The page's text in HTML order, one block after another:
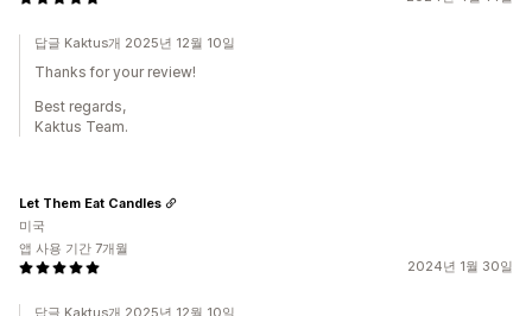
답글 Kaktus개 2025년 12월 10일
Thanks for your review!
Best regards,
Kaktus Team.
2024년 1월 30일
Let Them Eat Candles
미국
앱 사용 기간 7개월
답글 Kaktus개 2025년 12월 10일